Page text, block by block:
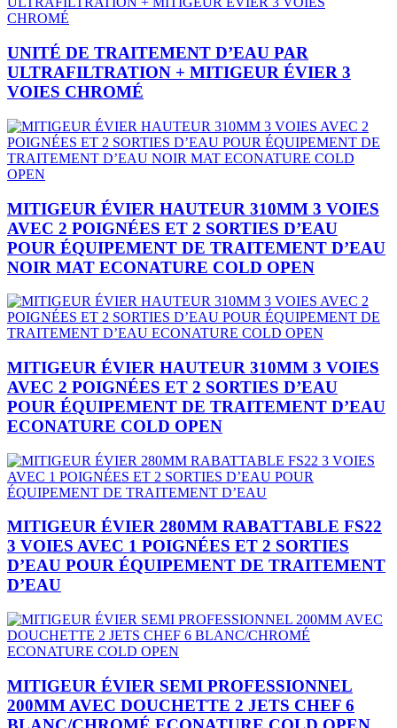
UNITÉ DE TRAITEMENT D’EAU PAR
ULTRAFILTRATION + MITIGEUR ÉVIER 3
VOIES CHROMÉ
MITIGEUR ÉVIER HAUTEUR 310MM 3 VOIES
AVEC 2 POIGNÉES ET 2 SORTIES D’EAU
POUR ÉQUIPEMENT DE TRAITEMENT D’EAU
NOIR MAT ECONATURE COLD OPEN
MITIGEUR ÉVIER HAUTEUR 310MM 3 VOIES
AVEC 2 POIGNÉES ET 2 SORTIES D’EAU
POUR ÉQUIPEMENT DE TRAITEMENT D’EAU
ECONATURE COLD OPEN
MITIGEUR ÉVIER 280MM RABATTABLE FS22
3 VOIES AVEC 1 POIGNÉES ET 2 SORTIES
D’EAU POUR ÉQUIPEMENT DE TRAITEMENT
D’EAU
MITIGEUR ÉVIER SEMI PROFESSIONNEL
200MM AVEC DOUCHETTE 2 JETS CHEF 6